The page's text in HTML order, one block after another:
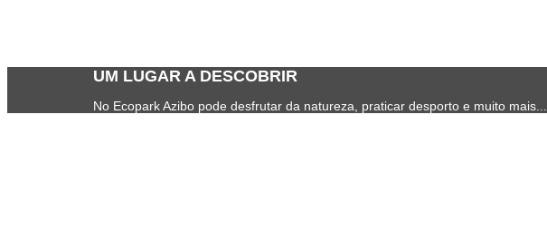
UM LUGAR A DESCOBRIR
No Ecopark Azibo pode desfrutar da natureza, praticar desporto e muito mais...